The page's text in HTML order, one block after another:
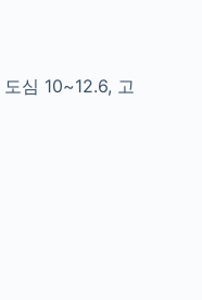
도심 10~12.6, 고